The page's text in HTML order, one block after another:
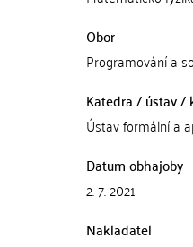
Obor
Programování a
Katedra / ústav /
Ústav formální a
Datum obhajoby
2. 7. 2021
Nakladatel